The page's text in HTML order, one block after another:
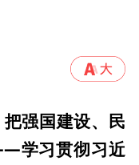
把强国建设、民
学习贯彻习近